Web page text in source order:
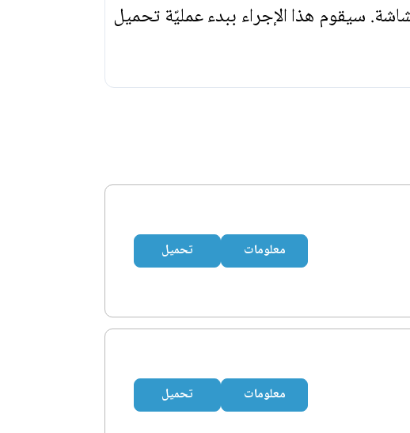
سيقوم هذا الإجراء ببدء عمليّة تحميل
معلومات تحميل
معلومات تحميل